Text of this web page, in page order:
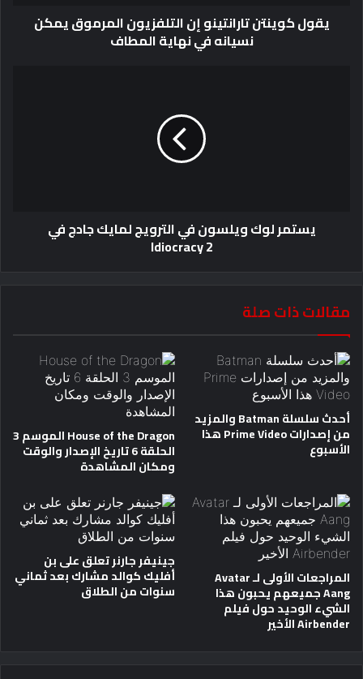
يقول كوينتن تارانتينو إن التلفزيون المرموق يمكن
نسيانه في نهاية المطاف
يستمر لوك ويلسون في الترويج لمايك جادج في
Idiocracy 2
مقالات ذات صلة
أحدث سلسلة Batman والمزيد
من إصدارات Prime Video هذا
الأسبوع
House of the Dragon الموسم 3
الحلقة 6 تاريخ الإصدار والوقت
ومكان المشاهدة
المراجعات الأولى لـ Avatar
Aang جميعهم يحبون هذا
الشيء الوحيد حول فيلم
Airbender الأخير
جينيفر جارنر تعلق على بن
أفليك كوالد مشارك بعد ثماني
سنوات من الطلاق